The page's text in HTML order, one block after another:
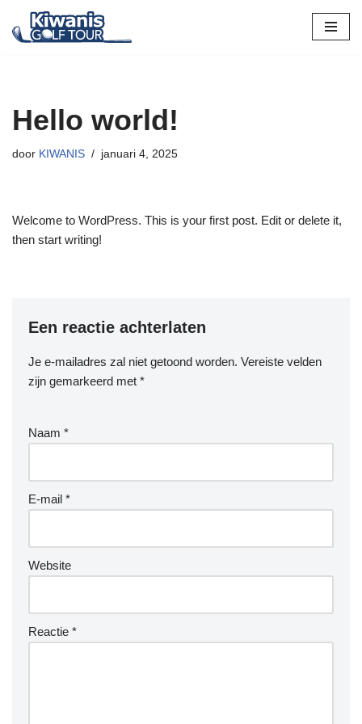
Spring
Hello world!
door KIWANIS januari 4, 2025
Welcome to WordPress. This is your first post. Edit or delete it,
then start writing!
Een reactie achterlaten
Je e-mailadres zal niet getoond worden. Vereiste velden
zijn gemarkeerd met *
Naam *
E-mail *
Website
Reactie *